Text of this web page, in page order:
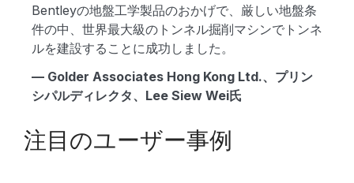
Bentleyの地盤工学製品のおかげで、厳しい地盤条
件の中、世界最大級のトンネル掘削マシンでトンネ
ルを建設することに成功しました。
— Golder Associates Hong Kong Ltd.、プリン
シパルディレクタ、Lee Siew Wei氏
注目のユーザー事例